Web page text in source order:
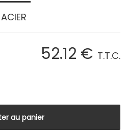
ACIER
52.12 € T.T.C.